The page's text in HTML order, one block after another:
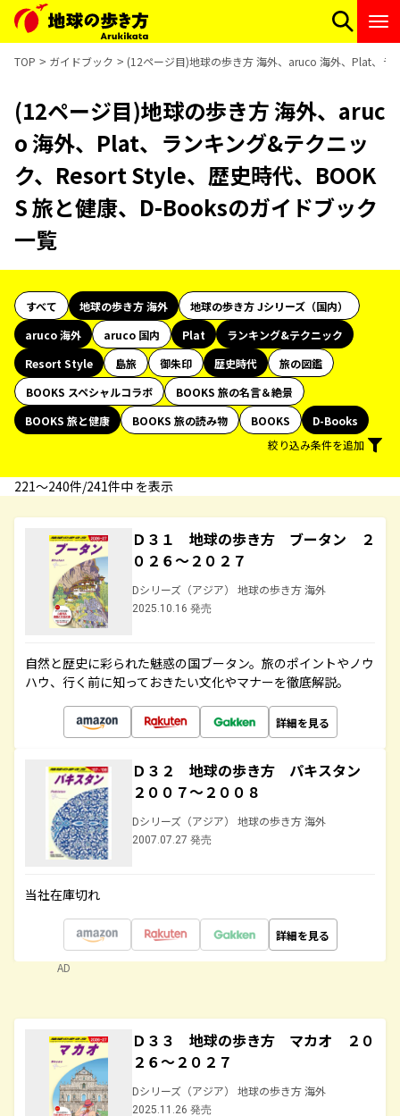
TOP ガイドブック (12ページ目)地球の歩き方 海外、aruco 海外、Plat、ラ
(12ページ目)地球の歩き方 海外、aruc
o 海外、Plat、ランキング&テクニッ
ク、Resort Style、歴史時代、BOOK
S 旅と健康、D-Booksのガイドブック
一覧
すべて 地球の歩き方 海外
地球の歩き方 Jシリーズ（国内）
aruco 海外
aruco 国内 Plat
ランキング&テクニック
Resort Style
島旅 御朱印 歴史時代
旅の図鑑
BOOKS スペシャルコラボ
BOOKS 旅の名言＆絶景
BOOKS 旅と健康
BOOKS 旅の読み物 BOOKS
D-Books
絞り込み条件を追加
221〜240件/241件中 を表示
Ｄ３１ 地球の歩き方 ブータン ２
０２６～２０２７
Dシリーズ（アジア） 地球の歩き方 海外
2025.10.16 発売
自然と歴史に彩られた魅惑の国ブータン。旅のポイントやノウ
ハウ、行く前に知っておきたい文化やマナーを徹底解説。
詳細を見る
Ｄ３２ 地球の歩き方 パキスタン
２００７～２００８
Dシリーズ（アジア） 地球の歩き方 海外
2007.07.27 発売
当社在庫切れ
詳細を見る
AD
Ｄ３３ 地球の歩き方 マカオ ２０
２６～２０２７
Dシリーズ（アジア） 地球の歩き方 海外
2025.11.26 発売